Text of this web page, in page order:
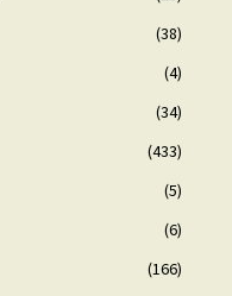
(38)
(4)
(34)
(433)
(5)
(6)
(166)